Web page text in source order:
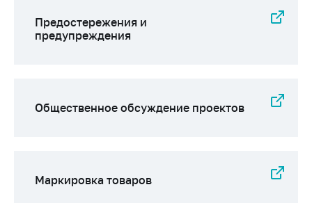
Предостережения и
предупреждения
Общественное обсуждение проектов
Маркировка товаров